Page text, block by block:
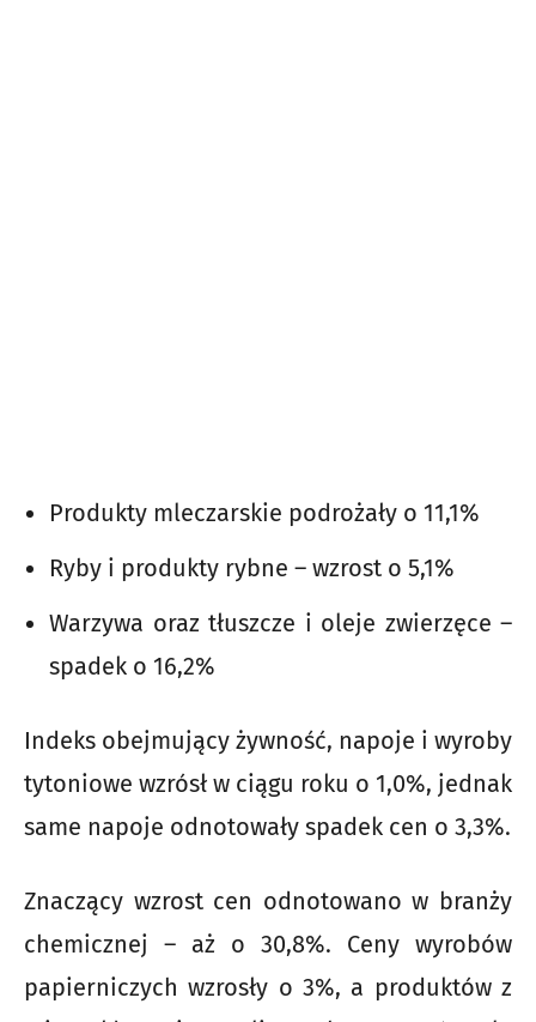
Produkty mleczarskie podrożały o 11,1%
Ryby i produkty rybne – wzrost o 5,1%
Warzywa oraz tłuszcze i oleje zwierzęce –
spadek o 16,2%
Indeks obejmujący żywność, napoje i wyroby
tytoniowe wzrósł w ciągu roku o 1,0%, jednak
same napoje odnotowały spadek cen o 3,3%.
Znaczący wzrost cen odnotowano w branży
chemicznej – aż o 30,8%. Ceny wyrobów
papierniczych wzrosły o 3%, a produktów z